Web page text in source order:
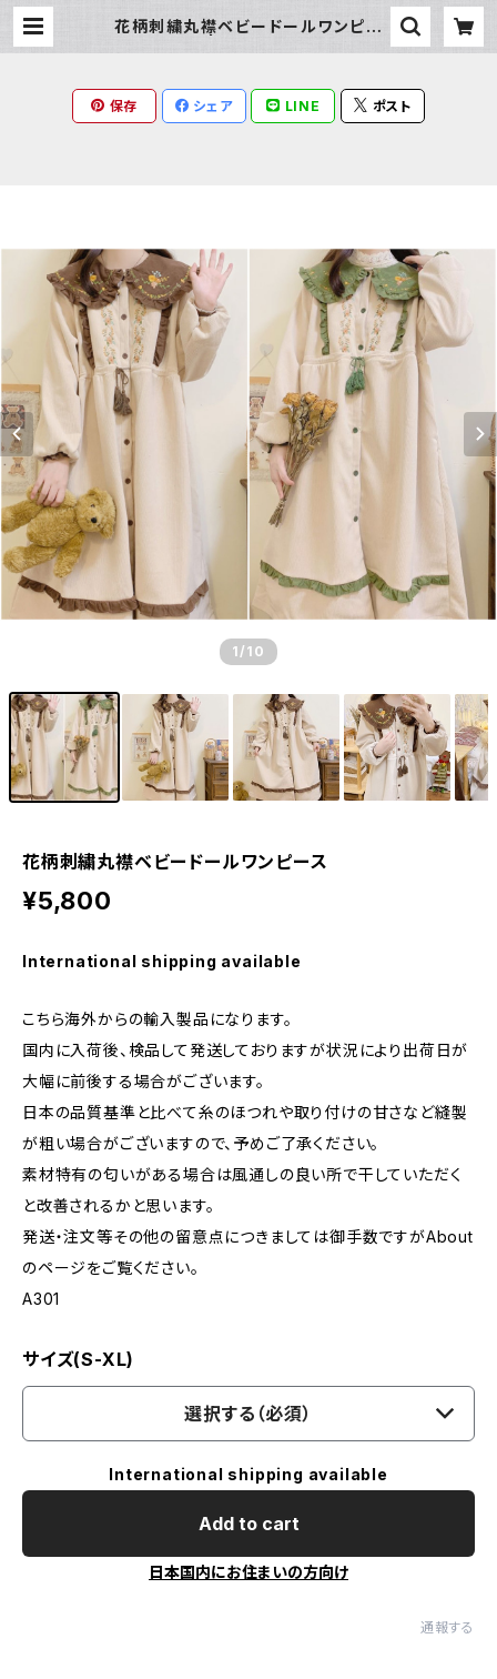
花柄刺繍丸襟ベビードールワンピー
保存 シェア LINE ポスト
1 /10
花柄刺繍丸襟ベビードールワンピース
¥5,800
International shipping available
こちら海外からの輸入製品になります。
国内に入荷後、検品して発送しておりますが状況により出荷日が
大幅に前後する場合がございます。
日本の品質基準と比べて糸のほつれや取り付けの甘さなど縫製
が粗い場合がございますので、予めご了承ください。
素材特有の匂いがある場合は風通しの良い所で干していただく
と改善されるかと思います。
発送・注文等その他の留意点につきましては御手数ですがAbout
のページをご覧ください。
A301
サイズ(S-XL)
選択する（必須）
International shipping available
Add to cart
日本国内にお住まいの方向け
通報する